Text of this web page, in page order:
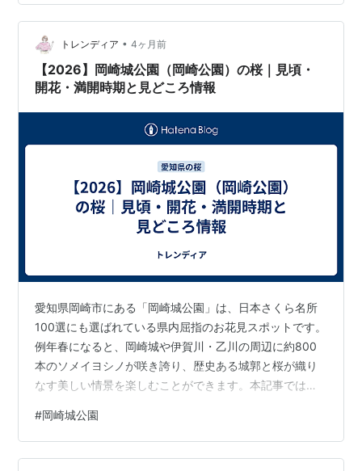
そばの桜を入れて撮ってみました岡崎城は1959年に再建
された3層5階のお城 岡崎城公園はかなり広く、河川敷も
広々として気持ちのよい場所でした。船着き場があって
観光遊覧船もありました…
トレンディア • 4ヶ月前
【2026】岡崎城公園（岡崎公園）の桜｜見頃・
開花・満開時期と見どころ情報
愛知県岡崎市にある「岡崎城公園」は、日本さくら名所
100選にも選ばれている県内屈指のお花見スポットです。
例年春になると、岡崎城や伊賀川・乙川の周辺に約800
本のソメイヨシノが咲き誇り、歴史ある城郭と桜が織り
なす美しい情景を楽しむことができます。本記事では、
情報、アクセス・駐車場などの現地情報を詳しくご紹介
します。 岡崎城公園（岡崎公園）の桜 基本情報 スポッ
ト名 岡崎城公園（岡崎公園） 所在地 愛知県岡崎市康生
#岡崎城公園